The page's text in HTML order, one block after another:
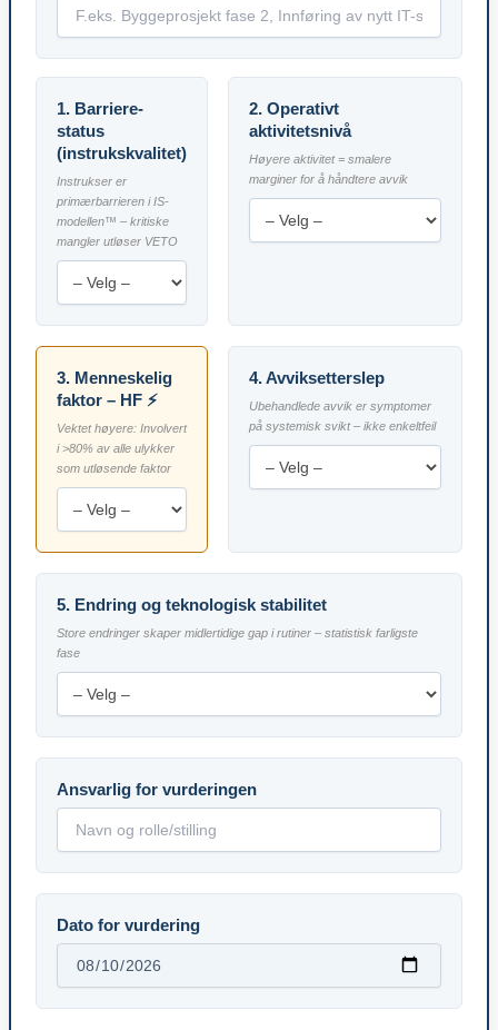
1. Barriere-
status
(instrukskvalitet)
Instrukser er
primærbarrieren i IS-
modellen™ – kritiske
mangler utløser VETO
2. Operativt
aktivitetsnivå
Høyere aktivitet = smalere
marginer for å håndtere avvik
3. Menneskelig
faktor – HF ⚡
Vektet høyere: Involvert
i >80% av alle ulykker
som utløsende faktor
4. Avviksetterslep
Ubehandlede avvik er symptomer
på systemisk svikt – ikke enkeltfeil
5. Endring og teknologisk stabilitet
Store endringer skaper midlertidige gap i rutiner – statistisk farligste
fase
Ansvarlig for vurderingen
Dato for vurdering